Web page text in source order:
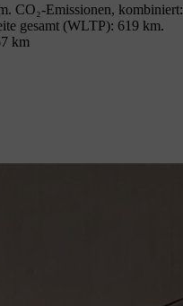
CO₂-Emissionen, kombiniert:
gesamt (WLTP): 619 km.
km